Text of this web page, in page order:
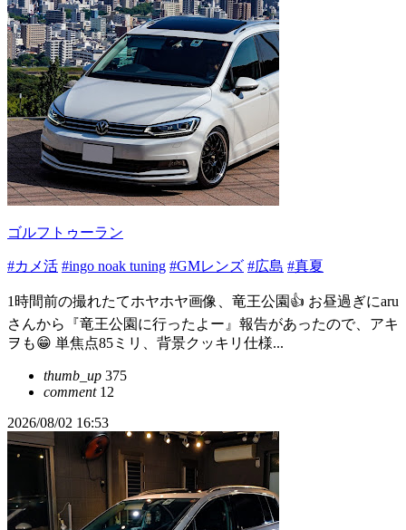
ゴルフトゥーラン
#カメ活 #ingo noak tuning #GMレンズ #広島 #真夏
1時間前の撮れたてホヤホヤ画像、竜王公園👍 お昼過ぎにaru
さんから『竜王公園に行ったよー』報告があったので、アキ
ヲも😁 単焦点85ミリ、背景クッキリ仕様...
thumb_up 375
comment12
2026/08/02 16:53